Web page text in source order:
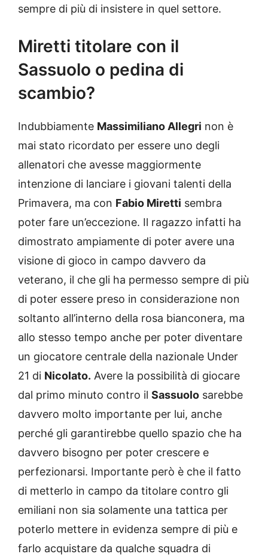
sempre di più di insistere in quel settore.
Miretti titolare con il
Sassuolo o pedina di
scambio?
Indubbiamente Massimiliano Allegri non è
mai stato ricordato per essere uno degli
allenatori che avesse maggiormente
intenzione di lanciare i giovani talenti della
Primavera, ma con Fabio Miretti sembra
poter fare un’eccezione. Il ragazzo infatti ha
dimostrato ampiamente di poter avere una
visione di gioco in campo davvero da
veterano, il che gli ha permesso sempre di più
di poter essere preso in considerazione non
soltanto all’interno della rosa bianconera, ma
allo stesso tempo anche per poter diventare
un giocatore centrale della nazionale Under
21 di Nicolato. Avere la possibilità di giocare
dal primo minuto contro il Sassuolo sarebbe
davvero molto importante per lui, anche
perché gli garantirebbe quello spazio che ha
davvero bisogno per poter crescere e
perfezionarsi. Importante però è che il fatto
di metterlo in campo da titolare contro gli
emiliani non sia solamente una tattica per
poterlo mettere in evidenza sempre di più e
farlo acquistare da qualche squadra di